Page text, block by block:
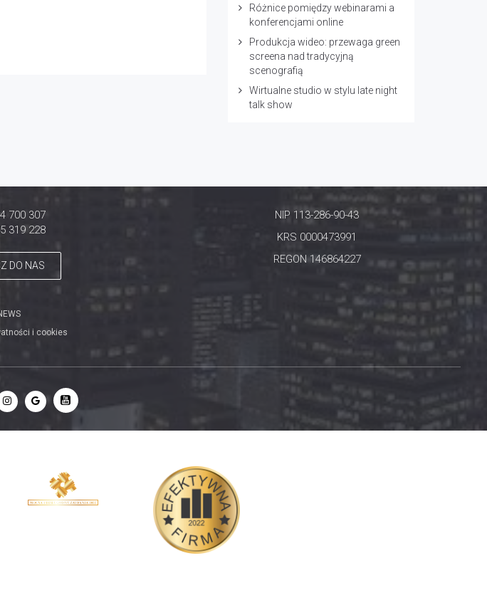
Różnice pomiędzy webinarami a
konferencjami online
Produkcja wideo: przewaga green
screena nad tradycyjną
scenografią
Wirtualne studio w stylu late night
talk show
700 307
319 228
DO NAS
NIP 113-286-90-43
KRS 0000473991
REGON 146864227
i cookies